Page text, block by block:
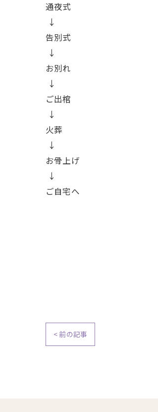
通夜式
↓
告別式
↓
お別れ
↓
ご出棺
↓
火葬
↓
お骨上げ
↓
ご自宅へ
< 前の記事